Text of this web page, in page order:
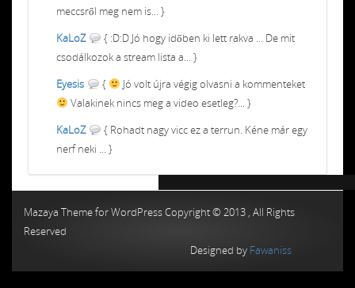
meccsről meg nem is... }
KaLoZ
{ :D:D Jó hogy időben ki lett rakva ... De mit
csodálkozok a stream lista a... }
Eyesis
{
Jó volt újra végig olvasni a kommenteket
Valakinek nincs meg a video esetleg?... }
KaLoZ
{ Rohadt nagy vicc ez a terrun. Kéne már egy
nerf neki ... }
Mazaya Theme for WordPress Copyright © 2013 , All Rights
Reserved
Designed by Fawaniss